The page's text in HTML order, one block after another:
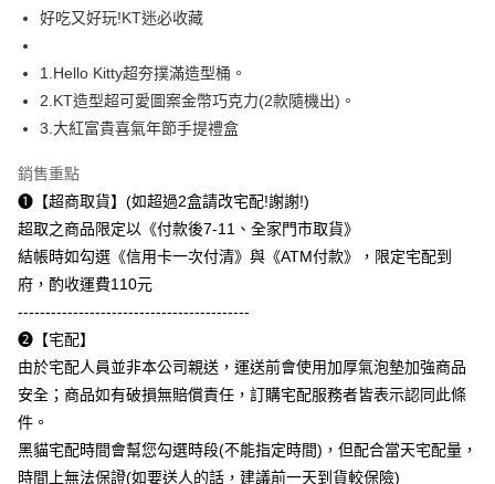
相關說明
便利好安心！
１．簡單：不需註冊會員、不需綁卡、不需儲值。
３．安心：先確認商品／服務後，再付款。
【「AFTEE先享後付」結帳流程】
１．於結帳方式選擇「AFTEE先享後付」後，將跳轉至「AFTEE先享後付」
結帳頁面，進行簡訊認證並確認金額後，即可完成結帳。
２．訂單成立數日內，您將收到繳費通知簡訊。
３．收到繳費通知簡訊後14天內，點擊此簡訊中的連結，可透過四大超商／
ATM／網路銀行／等多元方式進行付款，方視為交易完成。
※ 請注意：結帳手續完成當下不需立刻繳費，但若您需要取消訂單，請聯絡
購買商品的店家。未經商家同意取消之訂單仍視為有效，需透過AFTEE先享
後付繳納相關費用。
是否繳費成功／繳費後需取消欲退款等相關疑問，請聯繫「AFTEE先享後付
客戶支援中心」https://netprotections.freshdesk.com/support/home
【注意事項】
１．透過由恩沛科技股份有限公司提供之「AFTEE先享後付」服務完成之交
易，需依本服務之必要範圍內提供個人資料，並將交易相關給付款項請求債
ATM付款
運送方式
每筆NT$60，滿NT$299(含以上)免運費
付款後7-11取貨
常溫宅配
每筆NT$110，滿NT$1,500(含以上)免運費
每筆NT$110
好吃又好玩!KT迷必收藏
1.Hello Kitty超夯撲滿造型桶。
2.KT造型超可愛圖案金幣巧克力(2款隨機出)。
3.大紅富貴喜氣年節手提禮盒
銷售重點
➊【超商取貨】(如超過2盒請改宅配!謝謝!)
超取之商品限定以《付款後7-11、全家門市取貨》
結帳時如勾選《信用卡一次付清》與《ATM付款》，限定宅配到
府，酌收運費110元
------------------------------------------
➋【宅配】
由於宅配人員並非本公司親送，運送前會使用加厚氣泡墊加強商品
安全；商品如有破損無賠償責任，訂購宅配服務者皆表示認同此條
件。
黑貓宅配時間會幫您勾選時段(不能指定時間)，但配合當天宅配量，
時間上無法保證(如要送人的話，建議前一天到貨較保險)